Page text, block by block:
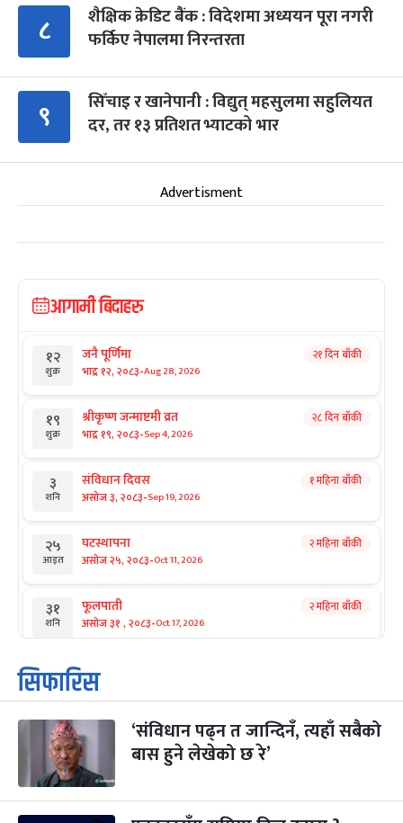
८
शैक्षिक क्रेडिट बैंक : विदेशमा अध्ययन पूरा नगरी
फर्किए नेपालमा निरन्तरता
९
सिँचाइ र खानेपानी : विद्युत् महसुलमा सहुलियत
दर, तर १३ प्रतिशत भ्याटको भार
Advertisment
आगामी बिदाहरु
१२
शुक्र
जनै पूर्णिमा
भाद्र १२, २०८३-Aug 28, 2026
२१ दिन बाँकी
१९
शुक्र
श्रीकृष्ण जन्माष्टमी व्रत
भाद्र १९, २०८३-Sep 4, 2026
२८ दिन बाँकी
३
शनि
संविधान दिवस
असोज ३, २०८३-Sep 19, 2026
१ महिना बाँकी
२५
आइत
घटस्थापना
असोज २५, २०८३-Oct 11, 2026
२ महिना बाँकी
३१
शनि
फूलपाती
असोज ३१ , २०८३-Oct 17, 2026
२ महिना बाँकी
१
आइत
कार्तिक सङ्क्रान्ति
कार्तिक १, २०८३
३
मंगल
महानवमी
कार्तिक ३, २०८३-Oct 20, 2026
२ महिना बाँकी
४
बुध कार्तिक ४, २०८३ Oct 21, 2026
सिफारिस
‘संविधान पढ्न त जान्दिनँ, त्यहाँ सबैको
बास हुने लेखेको छ रे’